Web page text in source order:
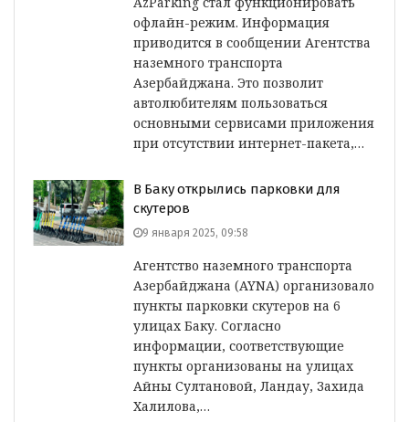
офлайн-режим. Информация
приводится в сообщении Агентства
наземного транспорта
Азербайджана. Это позволит
автолюбителям пользоваться
основными сервисами приложения
при отсутствии интернет-пакета,…
В Баку открылись парковки для
скутеров
9 января 2025, 09:58
Агентство наземного транспорта
Азербайджана (AYNA) организовало
пункты парковки скутеров на 6
улицах Баку. Согласно
информации, соответствующие
пункты организованы на улицах
Айны Султановой, Ландау, Захида
Халилова,…